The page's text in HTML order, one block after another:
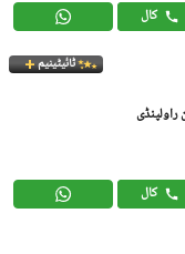
کال
ٹائیٹینیم
کال